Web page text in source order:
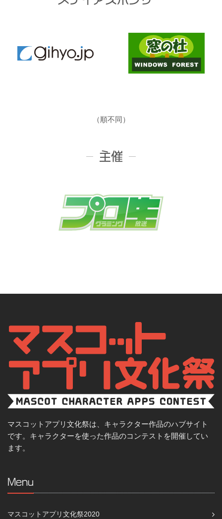
（順不同）
主催
マスコットアプリ文化祭は、キャラクター作品のハブサイト
です。キャラクターを使った作品のコンテストを開催してい
ます。
Menu
マスコットアプリ文化祭2020